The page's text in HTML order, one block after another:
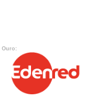
Ouro: